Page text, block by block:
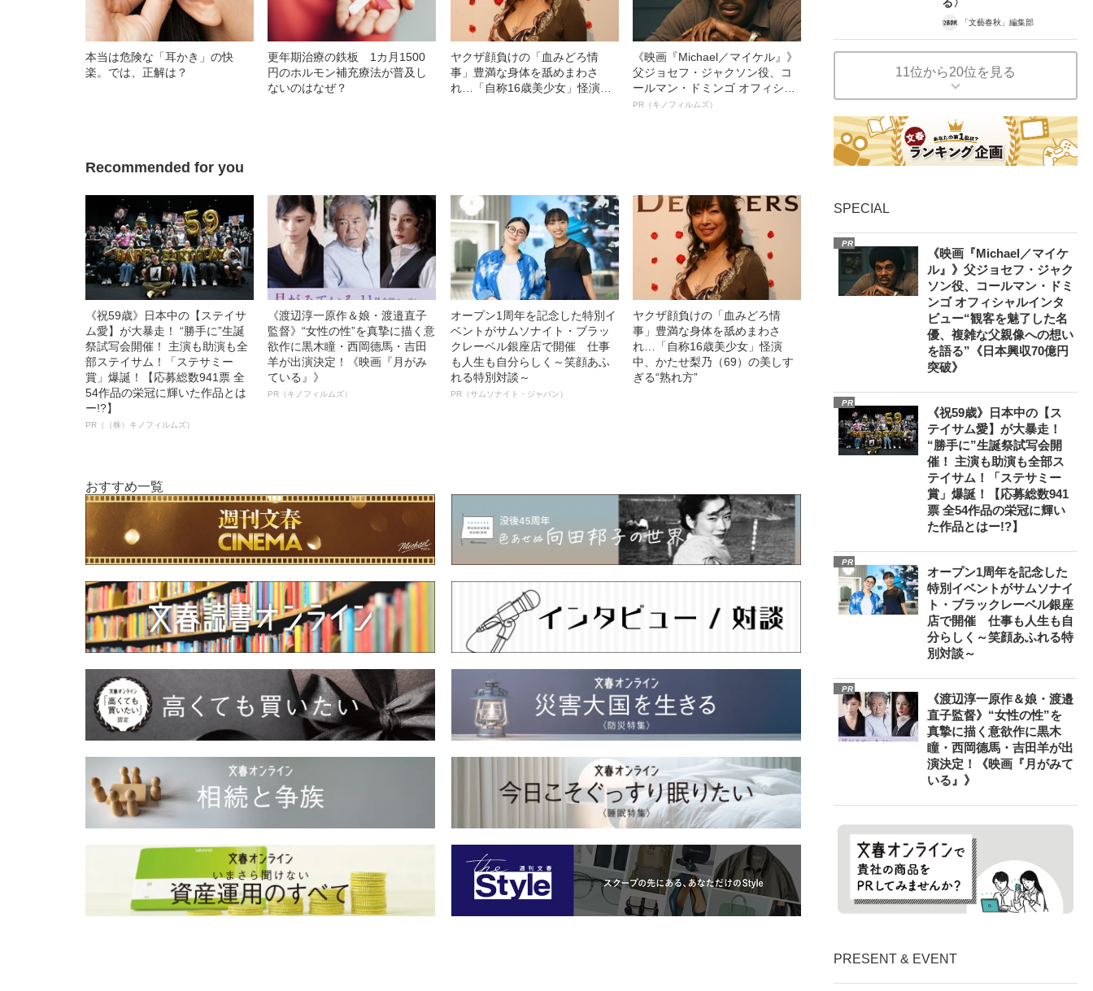
本当は危険な「耳かき」の快
楽。では、正解は？
更年期治療の鉄板 1カ月1500
円のホルモン補充療法が普及し
ないのはなぜ？
ヤクザ顔負けの「血みどろ情
事」豊満な身体を舐めまわさ
れ…「自称16歳美少女」怪演
《映画『Michael／マイケル』》
父ジョセフ・ジャクソン役、コ
ールマン・ドミンゴ オフィシャ
ルインタビュー“観客を魅了した
PR（キノフィルムズ）
Recommended for you
《祝59歳》日本中の【ステイサ
ム愛】が大暴走！ “勝手に”生誕
祭試写会開催！ 主演も助演も全
部ステイサム！「ステサミー
賞」爆誕！【応募総数941票 全
54作品の栄冠に輝いた作品とは
ー!?】
PR（（株）キノフィルムズ）
《渡辺淳一原作＆娘・渡邉直子
監督》“女性の性”を真摯に描く意
欲作に黒木瞳・西岡德馬・吉田
羊が出演決定！《映画『月がみ
ている』》
PR（キノフィルムズ）
オープン1周年を記念した特別イ
ベントがサムソナイト・ブラッ
クレーベル銀座店で開催 仕事
も人生も自分らしく～笑顔あふ
れる特別対談～
PR（サムソナイト・ジャパン）
ヤクザ顔負けの「血みどろ情
事」豊満な身体を舐めまわさ
れ…「自称16歳美少女」怪演
中、かたせ梨乃（69）の美しす
ぎる“熟れ方”
おすすめ一覧
「文藝春秋」編集部
11位から20位を見る
SPECIAL
PR
《映画『Michael／マイケ
ル』》父ジョセフ・ジャク
ソン役、コールマン・ドミ
ンゴ オフィシャルインタ
ビュー“観客を魅了した名
優、複雑な父親像への想い
を語る”《日本興収70億円
突破》
PR
《祝59歳》日本中の【ス
テイサム愛】が大暴走！
“勝手に”生誕祭試写会開
催！ 主演も助演も全部ス
テイサム！「ステサミー
賞」爆誕！【応募総数941
票 全54作品の栄冠に輝い
た作品とはー!?】
PR
オープン1周年を記念した
特別イベントがサムソナイ
ト・ブラックレーベル銀座
店で開催 仕事も人生も自
分らしく～笑顔あふれる特
別対談～
PR
《渡辺淳一原作＆娘・渡邉
直子監督》“女性の性”を
真摯に描く意欲作に黒木
瞳・西岡德馬・吉田羊が出
演決定！《映画『月がみて
いる』》
PRESENT & EVENT